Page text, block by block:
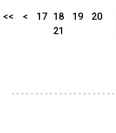
<< < 17 18 19
20
21